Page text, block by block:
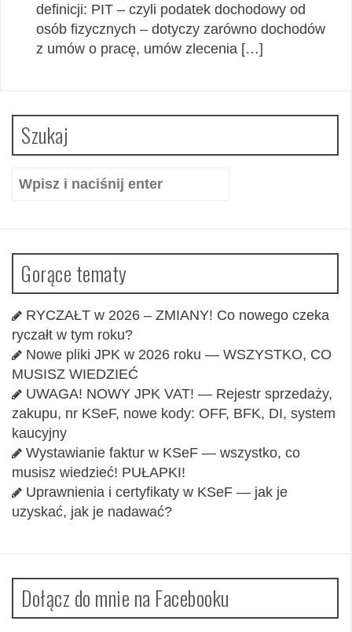
definicji: PIT – czyli podatek dochodowy od
osób fizycznych – dotyczy zarówno dochodów
z umów o pracę, umów zlecenia […]
Szukaj
Szukaj:
Gorące tematy
RYCZAŁT w 2026 – ZMIANY! Co nowego czeka
ryczałt w tym roku?
Nowe pliki JPK w 2026 roku — WSZYSTKO, CO
MUSISZ WIEDZIEĆ
UWAGA! NOWY JPK VAT! — Rejestr sprzedaży,
zakupu, nr KSeF, nowe kody: OFF, BFK, DI, system
kaucyjny
Wystawianie faktur w KSeF — wszystko, co
musisz wiedzieć! PUŁAPKI!
Uprawnienia i certyfikaty w KSeF — jak je
uzyskać, jak je nadawać?
Dołącz do mnie na Facebooku